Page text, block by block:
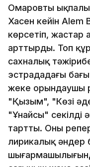
Омаровтың
Хасен кейін Alem
көрсетіп,
арттырды. Топ
сахналық
эстрададағы
жеке орындаушы
"Қызым", "Көзің
"Ұнайсың" секілді
тартты. Оның
лирикалық әндер